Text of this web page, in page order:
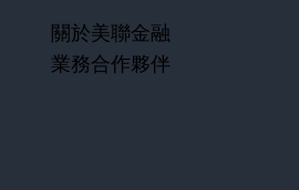
關於美聯金融
業務合作夥伴